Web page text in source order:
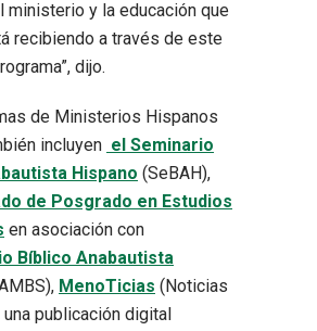
ministerio y la educación que
recibiendo a través de este
dijo.
de Ministerios Hispanos
incluyen el Seminario
Hispano (SeBAH),
de Posgrado en Estudios
en asociación con
Bíblico Anabautista
MenoTicias (Noticias
publicación digital